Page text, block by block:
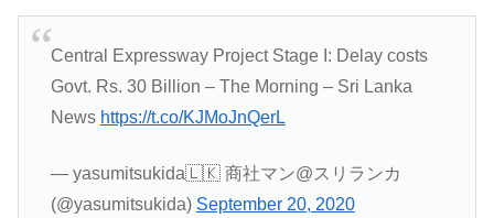
Central Expressway Project Stage I: Delay costs
Govt. Rs. 30 Billion – The Morning – Sri Lanka
News https://t.co/KJMoJnQerL
— yasumitsukida🇱🇰 商社マン@スリランカ
(@yasumitsukida) September 20, 2020